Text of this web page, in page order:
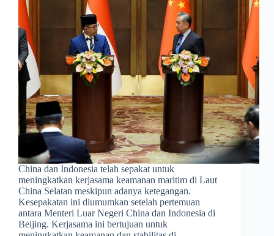
China dan Indonesia telah sepakat untuk
meningkatkan kerjasama keamanan maritim di Laut
China Selatan meskipun adanya ketegangan.
Kesepakatan ini diumumkan setelah pertemuan
antara Menteri Luar Negeri China dan Indonesia di
Beijing. Kerjasama ini bertujuan untuk